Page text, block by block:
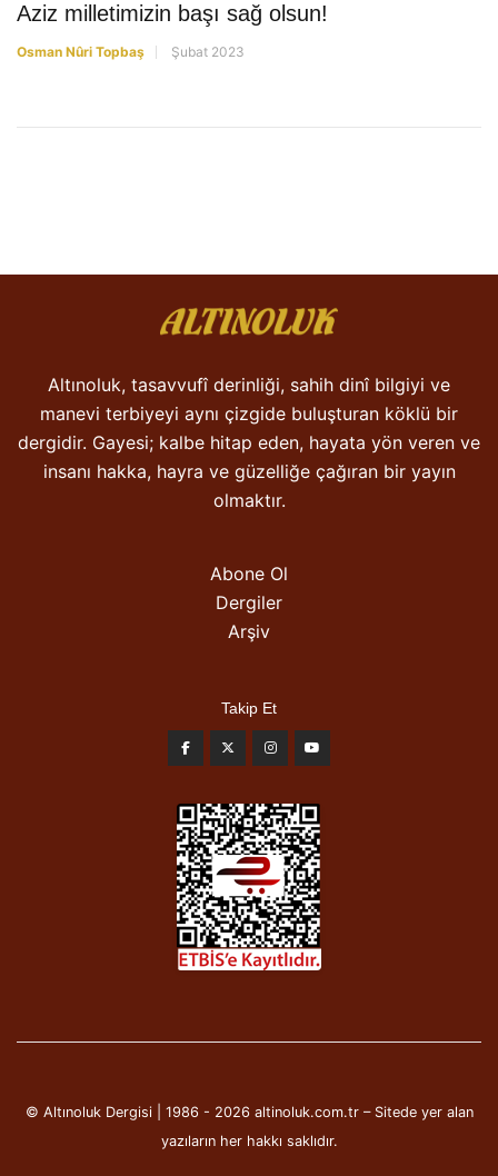
Aziz milletimizin başı sağ olsun!
Osman Nûri Topbaş Şubat 2023
Altınoluk, tasavvufî derinliği, sahih dinî bilgiyi ve
manevi terbiyeyi aynı çizgide buluşturan köklü bir
dergidir. Gayesi; kalbe hitap eden, hayata yön veren ve
insanı hakka, hayra ve güzelliğe çağıran bir yayın
olmaktır.
Abone Ol
Dergiler
Arşiv
Takip Et
© Altınoluk Dergisi | 1986 - 2026 altinoluk.com.tr – Sitede yer alan
yazıların her hakkı saklıdır.